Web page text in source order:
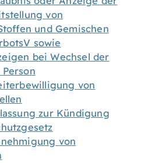
von
und Gemischen
sowie
bei Wechsel der
von
zur Kündigung
von